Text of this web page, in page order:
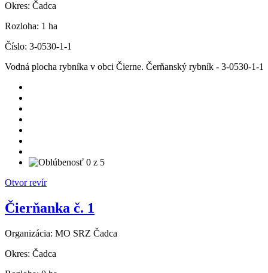
Okres: Čadca
Rozloha: 1 ha
Číslo: 3-0530-1-1
Vodná plocha rybníka v obci Čierne. Čerňanský rybník - 3-0530-1-1
Otvor revír
Čierňanka č. 1
Organizácia: MO SRZ Čadca
Okres: Čadca